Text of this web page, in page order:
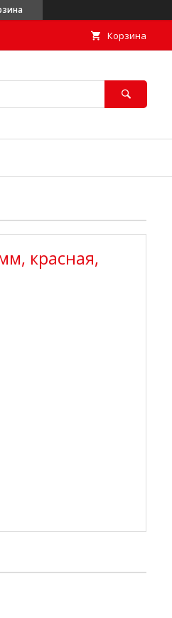
Корзина
красная,